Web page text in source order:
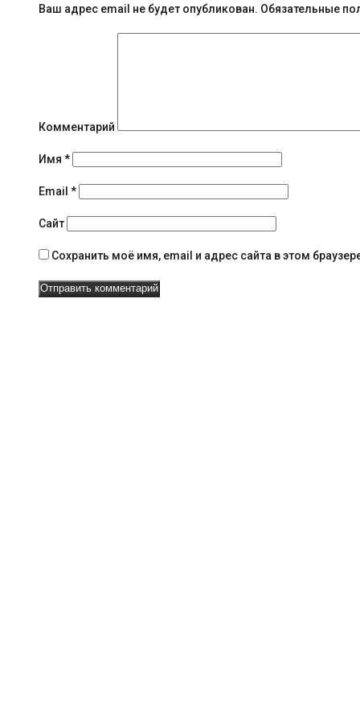
б
и
я
н
а
в
и
г
Ваш адрес email не будет опубликован. Обязательные
Комментарий
Имя *
Email *
Сайт
Сохранить моё имя, email и адрес сайта в этом